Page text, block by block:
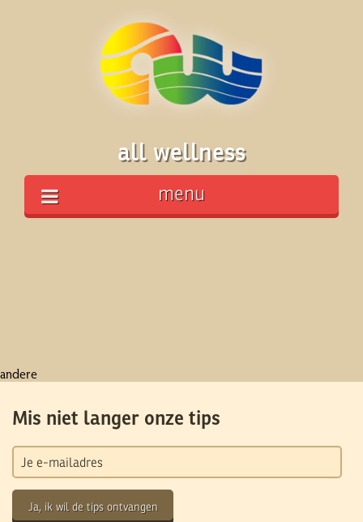
all wellness
menu
andere
Mis niet langer onze tips
Ja, ik wil de tips ontvangen